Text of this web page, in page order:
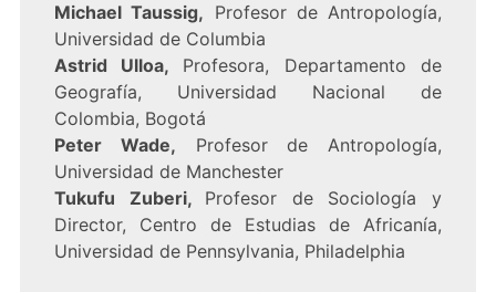
Michael Taussig, Profesor de Antropología,
Universidad de Columbia
Astrid Ulloa, Profesora, Departamento de
Geografía, Universidad Nacional de
Colombia, Bogotá
Peter Wade, Profesor de Antropología,
Universidad de Manchester
Tukufu Zuberi, Profesor de Sociología y
Director, Centro de Estudias de Africanía,
Universidad de Pennsylvania, Philadelphia